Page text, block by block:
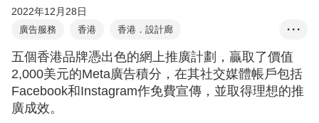
2022年12月28日
廣告服務 香港
香港．設計廊
電子商務培育及加速計劃
網上營銷技巧
Meta
Facebook
Instagram
T-Box升級轉型企劃
林玉鳳
Bombol The Wee Bean
• • •
五個香港品牌憑出色的網上推廣計劃，贏取了價值
2,000美元的Meta廣告積分，在其社交媒體帳戶包括
Facebook和Instagram作免費宣傳，並取得理想的推
廣成效。